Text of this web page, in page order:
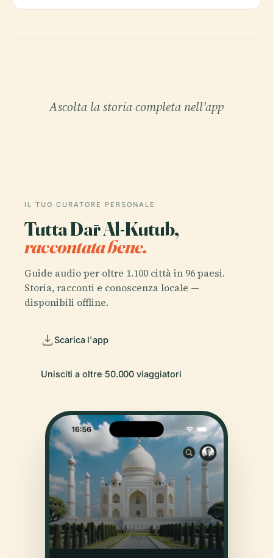
Ascolta la storia completa nell'app
IL TUO CURATORE PERSONALE
Tutta Dār Al-Kutub,
raccontata bene.
Guide audio per oltre 1.100 città in 96 paesi.
Storia, racconti e conoscenza locale —
disponibili offline.
Scarica l'app
Unisciti a oltre 50.000 viaggiatori